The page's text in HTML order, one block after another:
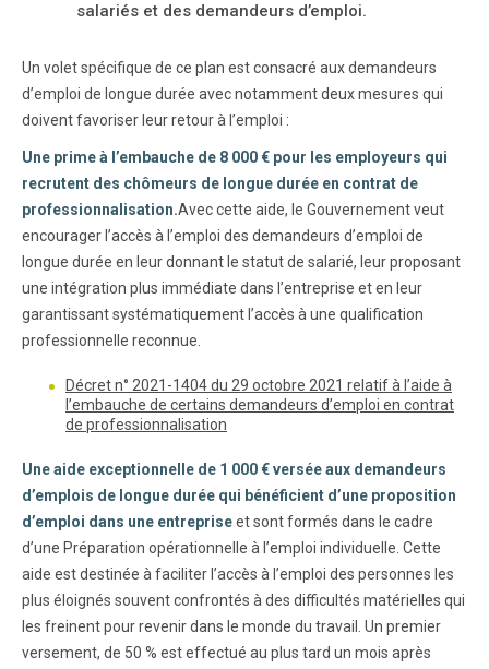
salariés et des demandeurs d’emploi.
Un volet spécifique de ce plan est consacré aux demandeurs
d’emploi de longue durée avec notamment deux mesures qui
doivent favoriser leur retour à l’emploi :
Une prime à l’embauche de 8 000 € pour les employeurs qui
recrutent des chômeurs de longue durée en contrat de
professionnalisation.Avec cette aide, le Gouvernement veut
encourager l’accès à l’emploi des demandeurs d’emploi de
longue durée en leur donnant le statut de salarié, leur proposant
une intégration plus immédiate dans l’entreprise et en leur
garantissant systématiquement l’accès à une qualification
professionnelle reconnue.
Décret n° 2021-1404 du 29 octobre 2021 relatif à l’aide à
l’embauche de certains demandeurs d’emploi en contrat
de professionnalisation
Une aide exceptionnelle de 1 000 € versée aux demandeurs
d’emplois de longue durée qui bénéficient d’une proposition
d’emploi dans une entrepriseet sont formés dans le cadre
d’une Préparation opérationnelle à l’emploi individuelle. Cette
aide est destinée à faciliter l’accès à l’emploi des personnes les
plus éloignés souvent confrontés à des difficultés matérielles qui
les freinent pour revenir dans le monde du travail. Un premier
versement, de 50 % est effectué au plus tard un mois après